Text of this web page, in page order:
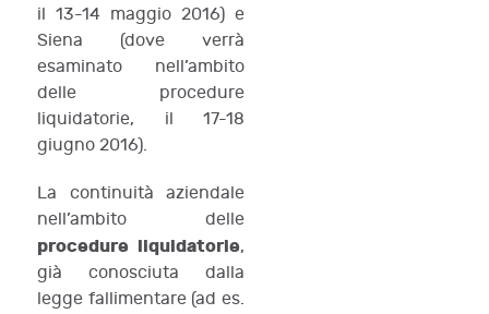
il 13-14 maggio 2016) e
Siena (dove verrà
esaminato nell’ambito
delle procedure
liquidatorie, il 17-18
giugno 2016).
La continuità aziendale
nell’ambito delle
procedure liquidatorie,
già conosciuta dalla
legge fallimentare (ad es.